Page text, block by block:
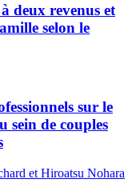
deux revenus et
selon le
sur le
sein de couples
et Hiroatsu Nohara